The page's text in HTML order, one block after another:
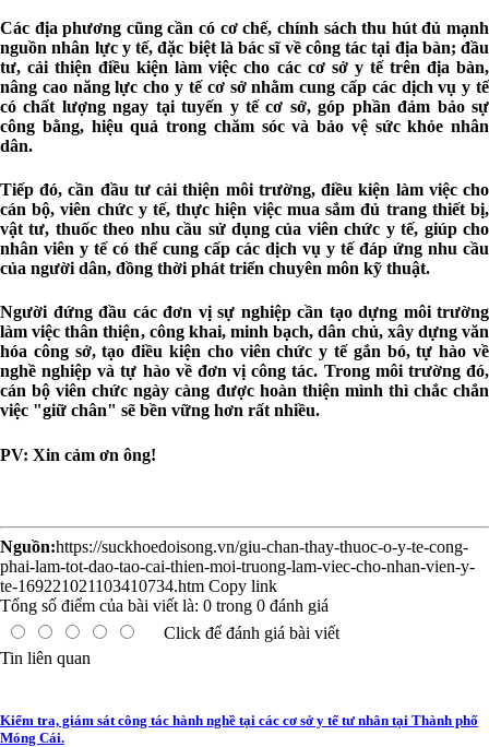
Các địa phương cũng cần có cơ chế, chính sách thu hút đủ mạnh
nguồn nhân lực y tế, đặc biệt là bác sĩ về công tác tại địa bàn; đầu
tư, cải thiện điều kiện làm việc cho các cơ sở y tế trên địa bàn,
nâng cao năng lực cho y tế cơ sở nhằm cung cấp các dịch vụ y tế
có chất lượng ngay tại tuyến y tế cơ sở, góp phần đảm bảo sự
công bằng, hiệu quả trong chăm sóc và bảo vệ sức khỏe nhân
dân.
Tiếp đó, cần đầu tư cải thiện môi trường, điều kiện làm việc cho
cán bộ, viên chức y tế, thực hiện việc mua sắm đủ trang thiết bị,
vật tư, thuốc theo nhu cầu sử dụng của viên chức y tế, giúp cho
nhân viên y tế có thể cung cấp các dịch vụ y tế đáp ứng nhu cầu
của người dân, đồng thời phát triển chuyên môn kỹ thuật.
Người đứng đầu các đơn vị sự nghiệp cần tạo dựng môi trường
làm việc thân thiện, công khai, minh bạch, dân chủ, xây dựng văn
hóa công sở, tạo điều kiện cho viên chức y tế gắn bó, tự hào về
nghề nghiệp và tự hào về đơn vị công tác. Trong môi trường đó,
cán bộ viên chức ngày càng được hoàn thiện mình thì chắc chắn
việc "giữ chân" sẽ bền vững hơn rất nhiều.
PV: Xin cảm ơn ông!
Nguồn:https://suckhoedoisong.vn/giu-chan-thay-thuoc-o-y-te-cong-
phai-lam-tot-dao-tao-cai-thien-moi-truong-lam-viec-cho-nhan-vien-y-
te-169221021103410734.htm Copy link
Tổng số điểm của bài viết là: 0 trong 0 đánh giá
Click để đánh giá bài viết
Tin liên quan
Kiểm tra, giám sát công tác hành nghề tại các cơ sở y tế tư nhân tại Thành phố
Móng Cái.